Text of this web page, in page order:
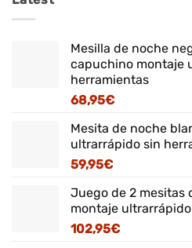
Mesilla de noche
capuchino montaje
herramientas
68,95€
Mesita de noche
ultrarrápido sin
59,95€
Juego de 2 mesitas
montaje
102,95€